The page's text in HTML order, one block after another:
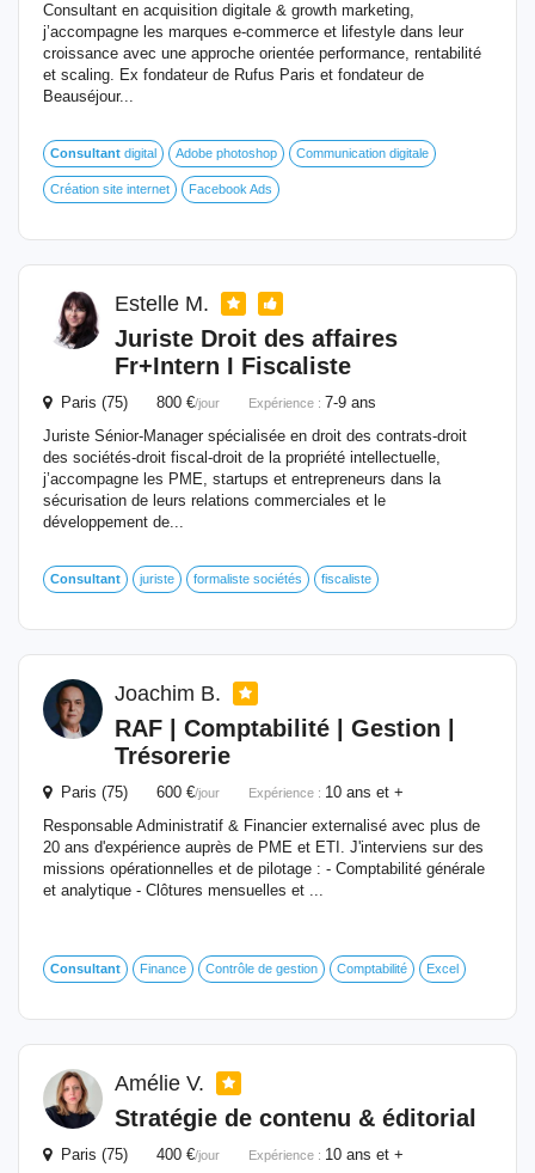
Consultant en acquisition digitale & growth marketing,
j’accompagne les marques e-commerce et lifestyle dans leur
croissance avec une approche orientée performance, rentabilité
et scaling. Ex fondateur de Rufus Paris et fondateur de
Beauséjour...
Consultant digital Adobe photoshop Communication digitale
Création site internet Facebook Ads
Estelle M.
Juriste Droit des affaires
Fr+Intern I Fiscaliste
Paris (75) 800 €/jour Expérience : 7-9 ans
Juriste Sénior-Manager spécialisée en droit des contrats-droit
des sociétés-droit fiscal-droit de la propriété intellectuelle,
j’accompagne les PME, startups et entrepreneurs dans la
sécurisation de leurs relations commerciales et le
développement de...
Consultant juriste formaliste sociétés fiscaliste
Joachim B.
RAF | Comptabilité | Gestion |
Trésorerie
Paris (75) 600 €/jour Expérience : 10 ans et +
Responsable Administratif & Financier externalisé avec plus de
20 ans d'expérience auprès de PME et ETI. J'interviens sur des
missions opérationnelles et de pilotage : - Comptabilité générale
et analytique - Clôtures mensuelles et ...
Consultant Finance Contrôle de gestion Comptabilité Excel
Amélie V.
Stratégie de contenu & éditorial
Paris (75) 400 €/jour Expérience : 10 ans et +